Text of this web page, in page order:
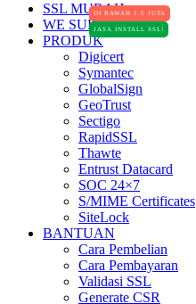
DI BAWAH 1.5 JUTA
SSL MURAH
JASA INSTALL SSL!
WE SUPPORT
PRODUK
Digicert
Symantec
GlobalSign
GeoTrust
Sectigo
RapidSSL
Thawte
Entrust Datacard
SOC 24×7
S/MIME Certificates
SiteLock
BANTUAN
Cara Pembelian
Cara Pembayaran
Validasi SSL
Generate CSR